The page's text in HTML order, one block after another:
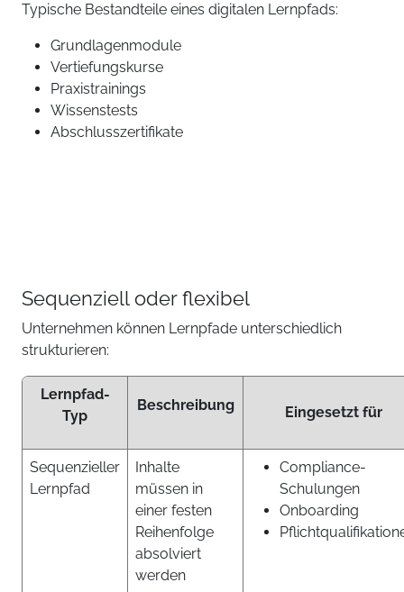
Typische Bestandteile eines digitalen Lernpfads:
Grundlagenmodule
Vertiefungskurse
Praxistrainings
Wissenstests
Abschlusszertifikate
Sequenziell oder flexibel
Unternehmen können Lernpfade unterschiedlich
strukturieren:
Lernpfad-
Typ
Beschreibung Eingesetzt für
Sequenzieller
Lernpfad
Inhalte
müssen in
einer festen
Reihenfolge
absolviert
werden
Compliance-
Schulungen
Onboarding